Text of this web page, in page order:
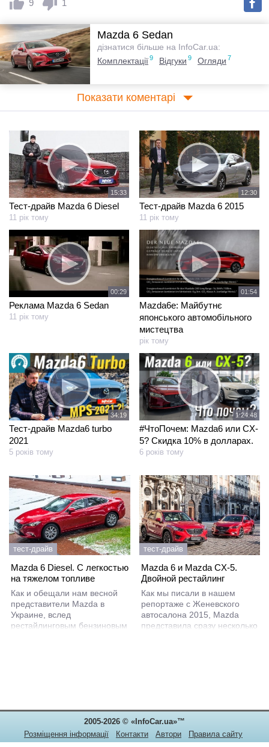
9 1
Mazda 6 Sedan
дізнатися більше на InfoCar.ua:
Комплектації9 Відгуки 9 Огляди 7
Показати коментарі
15:33
Тест-драйв Mazda 6 Diesel
11 рік тому
12:30
Тест-драйв Mazda 6 2015
11 рік тому
00:29
Реклама Mazda 6 Sedan
11 рік тому
01:54
Mazda6e: Майбутнє
японського автомобільного
мистецтва
рік тому
34:19
Тест-драйв Mazda6 turbo
2021
5 років тому
1:24:48
#ЧтоПочем: Mazda6 или CX-
5? Скидка 10% в долларах.
6 років тому
тест-драйв
Mazda 6 Diesel. C легкостью
на тяжелом топливе
Как и обещали нам весной
представители Mazda в
Украине, вслед
рестайлинговым бензиновым
отправились в небольшой
пробег. А чтобы впечатление
было полным, мы успели
прокатиться на
тест-драйв
Mazda 6 и Mazda CX-5.
Двойной рестайлинг
Как мы писали в нашем
репортаже с Женевского
автосалона 2015, Mazda
представила сразу несколько
Украинский импортер марки
решил презентовать их
журналистской братии без
промедления и мы
2005-2026 © «InfoCar.ua»™
Розміщення інформації
Контакти Автори
Правила сайту